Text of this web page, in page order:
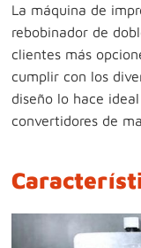
La máquina de
rebobinador de
clientes más
cumplir con los
diseño lo hace
convertidores de